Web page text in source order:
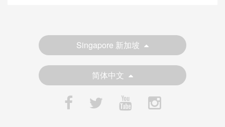
Singapore 新加坡
简体中文